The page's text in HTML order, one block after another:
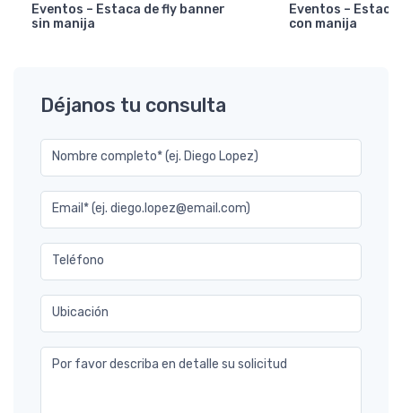
Eventos – Estaca de fly banner
sin manija
Eventos –
con manija
Déjanos tu consulta
Nombre completo* (ej. Diego Lopez)
Email* (ej. diego.lopez@email.com)
Teléfono
Ubicación
Por favor describa en detalle su solicitud